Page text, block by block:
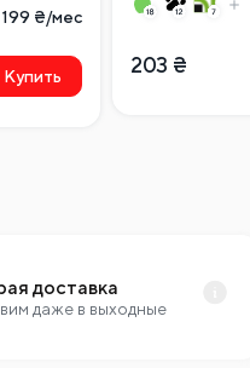
₴/мес
Купить 203 ₴
доставка
даже в выходные